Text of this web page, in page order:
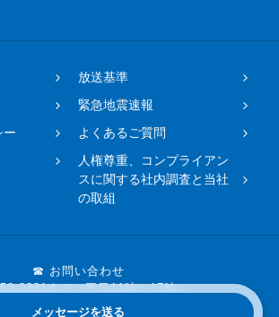
メッセージを送る
放送基準
緊急地震速報
ー
よくあるご質問
人権尊重、コンプライアン
スに関する社内調査と当社
の取組
☎ お問い合わせ
0331まで（平日11時〜17時）